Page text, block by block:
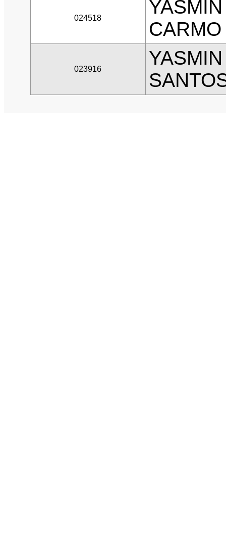
024518
CARMO
023916